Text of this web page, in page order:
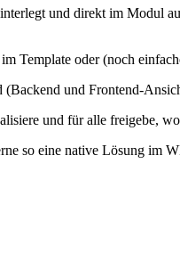
und direkt im Modul
Template oder (noch
und Frontend-
und für alle freigebe,
so eine native Lösung im